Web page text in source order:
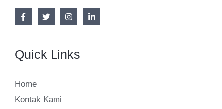
Quick Links
Home
Kontak Kami